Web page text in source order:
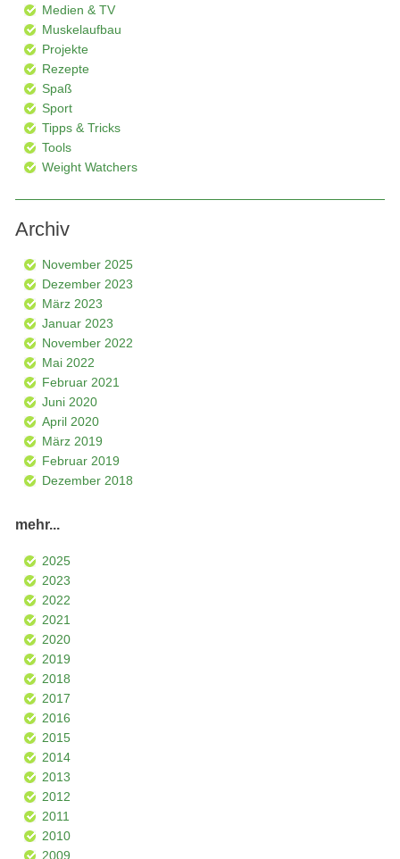
Medien & TV
Muskelaufbau
Projekte
Rezepte
Spaß
Sport
Tipps & Tricks
Tools
Weight Watchers
Archiv
November 2025
Dezember 2023
März 2023
Januar 2023
November 2022
Mai 2022
Februar 2021
Juni 2020
April 2020
März 2019
Februar 2019
Dezember 2018
mehr...
2025
2023
2022
2021
2020
2019
2018
2017
2016
2015
2014
2013
2012
2011
2010
2009